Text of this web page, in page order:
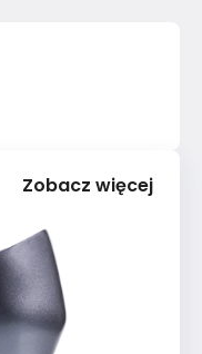
Zobacz więcej